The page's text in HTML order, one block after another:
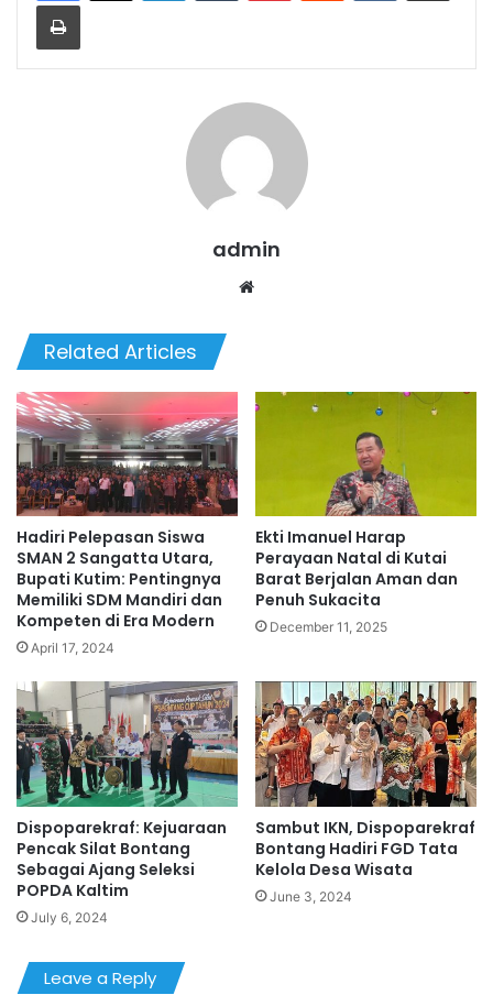
admin
Related Articles
Hadiri Pelepasan Siswa
SMAN 2 Sangatta Utara,
Bupati Kutim: Pentingnya
Memiliki SDM Mandiri dan
Kompeten di Era Modern
April 17, 2024
Ekti Imanuel Harap
Perayaan Natal di Kutai
Barat Berjalan Aman dan
Penuh Sukacita
December 11, 2025
Dispoparekraf: Kejuaraan
Pencak Silat Bontang
Sebagai Ajang Seleksi
POPDA Kaltim
July 6, 2024
Sambut IKN, Dispoparekraf
Bontang Hadiri FGD Tata
Kelola Desa Wisata
June 3, 2024
Leave a Reply